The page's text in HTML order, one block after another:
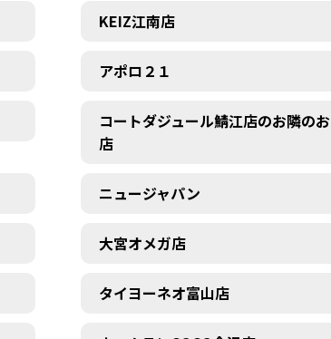
KEIZ江南店
アポロ２１
コートダジュール鯖江店のお隣のお
店
ニュージャパン
大宮オメガ店
タイヨーネオ富山店